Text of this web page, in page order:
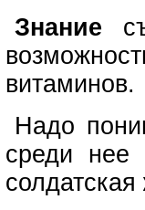
Знание
витаминов.
Надо
среди нее
солдатская